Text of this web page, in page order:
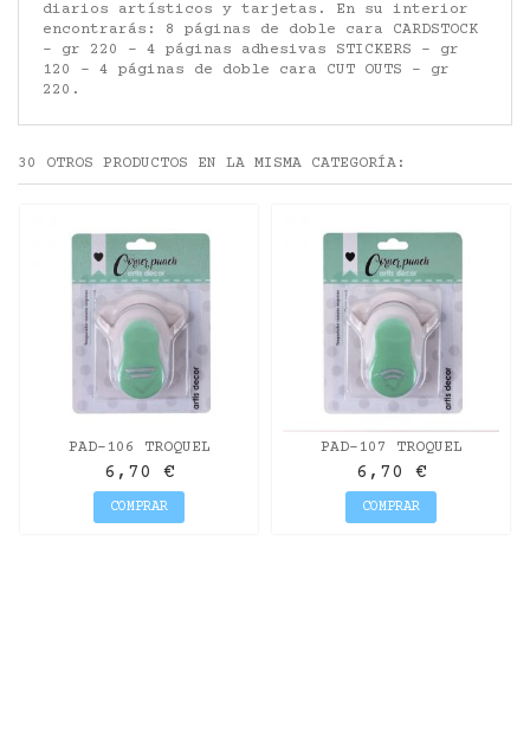
diarios artísticos y tarjetas. En su interior
encontrarás: 8 páginas de doble cara CARDSTOCK
- gr 220 - 4 páginas adhesivas STICKERS - gr
120 - 4 páginas de doble cara CUT OUTS - gr
220.
30 OTROS PRODUCTOS EN LA MISMA CATEGORÍA:
PAD-106 TROQUEL
ESQUINA CON RANURA
RECTA
6,70 €
COMPRAR
PAD-107 TROQUEL
ESQUINA CON RANURA
CURVA
6,70 €
COMPRAR